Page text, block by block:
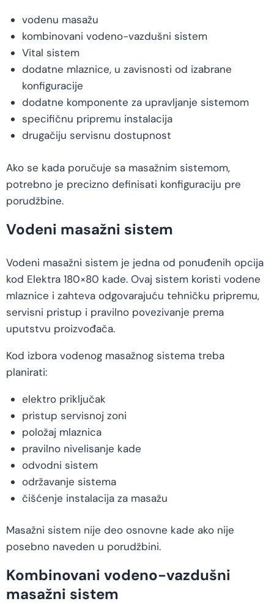
vodenu masažu
kombinovani vodeno-vazdušni sistem
Vital sistem
dodatne mlaznice, u zavisnosti od izabrane
konfiguracije
dodatne komponente za upravljanje sistemom
specifičnu pripremu instalacija
drugačiju servisnu dostupnost
Ako se kada poručuje sa masažnim sistemom,
potrebno je precizno definisati konfiguraciju pre
porudžbine.
Vodeni masažni sistem
Vodeni masažni sistem je jedna od ponuđenih opcija
kod Elektra 180×80 kade. Ovaj sistem koristi vodene
mlaznice i zahteva odgovarajuću tehničku pripremu,
servisni pristup i pravilno povezivanje prema
uputstvu proizvođača.
Kod izbora vodenog masažnog sistema treba
planirati:
elektro priključak
pristup servisnoj zoni
položaj mlaznica
pravilno nivelisanje kade
odvodni sistem
održavanje sistema
čišćenje instalacija za masažu
Masažni sistem nije deo osnovne kade ako nije
posebno naveden u porudžbini.
Kombinovani vodeno-vazdušni
masažni sistem